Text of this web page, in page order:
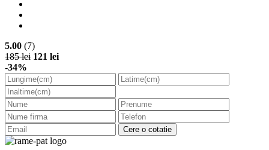
5.00 (7)
185 lei 121 lei
-34%
Cere o cotatie